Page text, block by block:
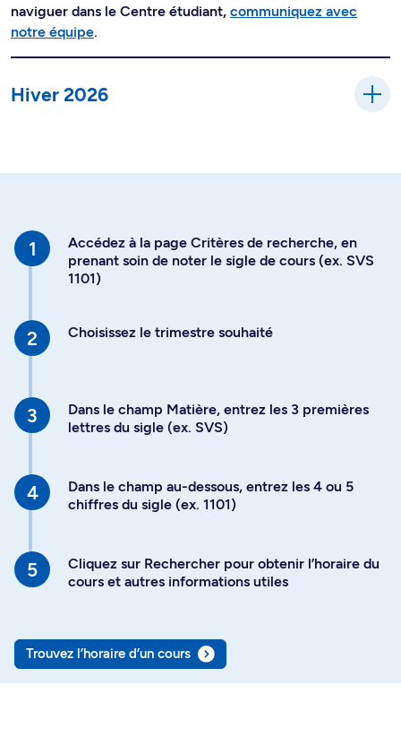
naviguer dans le Centre étudiant, communiquez avec
notre équipe.
Hiver 2026
Accédez à la page Critères de recherche, en
prenant soin de noter le sigle de cours (ex. SVS
1101)
Choisissez le trimestre souhaité
Dans le champ Matière, entrez les 3 premières
lettres du sigle (ex. SVS)
Dans le champ au-dessous, entrez les 4 ou 5
chiffres du sigle (ex. 1101)
Cliquez sur Rechercher pour obtenir l’horaire du
cours et autres informations utiles
Trouvez l’horaire d’un cours